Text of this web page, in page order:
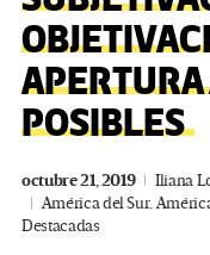
POSIBLES
octubre 21, 2019
Iliana
América del Sur,
Destacadas